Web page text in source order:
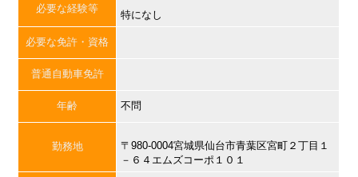
必要な経験等
特になし
必要な免許・資格
普通自動車免許
年齢 不問
勤務地
〒980-0004宮城県仙台市青葉区宮町２丁目１
－６４エムズコーポ１０１